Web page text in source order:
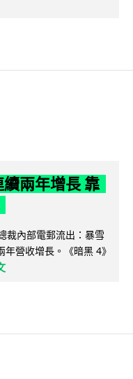
兩年增長 靠
裁內部電郵流出：暴雪
營收增長。《暗黑 4》